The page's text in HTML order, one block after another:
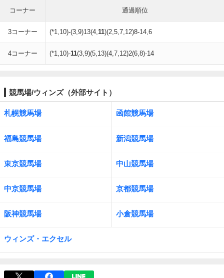
コーナー 通過順位
3コーナー (*1,10)-(3,9)13(4,11)(2,5,7,12)8-14,6
4コーナー (*1,10)-11(3,9)(5,13)(4,7,12)2(6,8)-14
競馬場/ウィンズ（外部サイト）
札幌競馬場 函館競馬場
福島競馬場 新潟競馬場
東京競馬場 中山競馬場
中京競馬場 京都競馬場
阪神競馬場 小倉競馬場
ウィンズ・エクセル